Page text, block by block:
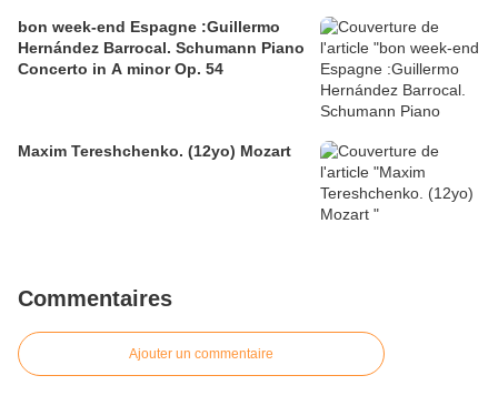
bon week-end Espagne :Guillermo
Hernández Barrocal. Schumann Piano
Concerto in A minor Op. 54
Maxim Tereshchenko. (12yo) Mozart
Commentaires
Ajouter un commentaire